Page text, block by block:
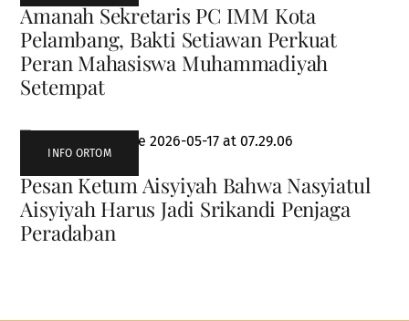
Amanah Sekretaris PC IMM Kota
Pelambang, Bakti Setiawan Perkuat
Peran Mahasiswa Muhammadiyah
Setempat
INFO ORTOM
Pesan Ketum Aisyiyah Bahwa Nasyiatul
Aisyiyah Harus Jadi Srikandi Penjaga
Peradaban